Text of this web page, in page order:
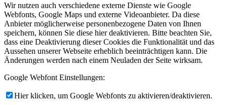
Wir nutzen auch verschiedene externe Dienste wie Google
Webfonts, Google Maps und externe Videoanbieter. Da diese
Anbieter möglicherweise personenbezogene Daten von Ihnen
speichern, können Sie diese hier deaktivieren. Bitte beachten Sie,
dass eine Deaktivierung dieser Cookies die Funktionalität und das
Aussehen unserer Webseite erheblich beeinträchtigen kann. Die
Änderungen werden nach einem Neuladen der Seite wirksam.
Google Webfont Einstellungen:
Hier klicken, um Google Webfonts zu aktivieren/deaktivieren.